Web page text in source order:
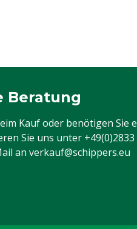
Beratung
Kauf oder benötigen Sie
Sie uns unter
an verkauf@schippers.eu